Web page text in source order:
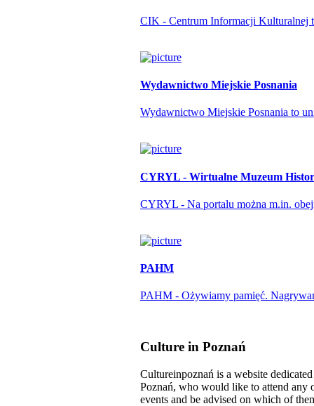
CIK - Centrum Informacji Kulturalnej
Wydawnictwo Miejskie Posnania
Wydawnictwo Miejskie Posnania to
CYRYL - Wirtualne Muzeum
CYRYL - Na portalu można m.in.
PAHM
PAHM - Ożywiamy pamięć.
Culture in Poznań
Cultureinpoznań is a website
Poznań, who would like to attend any
events and be advised on which of